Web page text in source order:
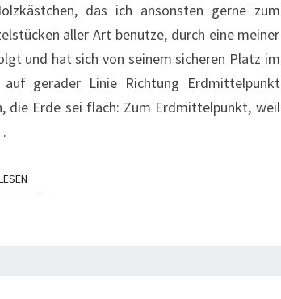
das ich ansonsten gerne zum
aller Art benutze, durch eine meiner
und hat sich von seinem sicheren Platz im
gerader Linie Richtung Erdmittelpunkt
die Erde sei flach: Zum Erdmittelpunkt, weil